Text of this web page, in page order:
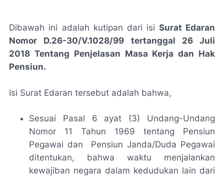
Dibawah ini adalah kutipan dari isi Surat Edaran
Nomor D.26-30/V.1028/99 tertanggal 26 Juli
2018 Tentang Penjelasan Masa Kerja dan Hak
Pensiun.
Isi Surat Edaran tersebut adalah bahwa,
Sesuai Pasal 6 ayat (3) Undang-Undang
Nomor 11 Tahun 1969 tentang Pensiun
Pegawai dan Pensiun Janda/Duda Pegawai
ditentukan, bahwa waktu menjalankan
kewajiban negara dalam kedudukan lain dari